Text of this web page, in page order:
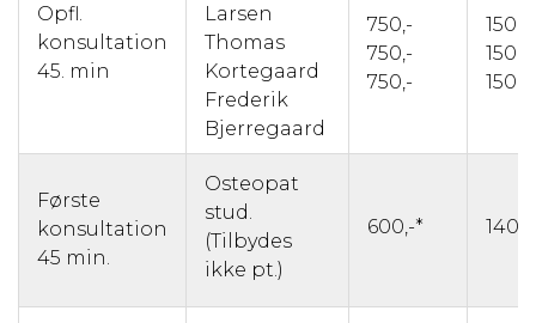
Opfl.
konsultation
45. min
Larsen
Thomas
Kortegaard
Frederik
Bjerregaard
750,-
750,-
750,-
150,-
150,-
150,-
Første
konsultation
45 min.
Osteopat
stud.
(Tilbydes
ikke pt.)
600,-* 140,-